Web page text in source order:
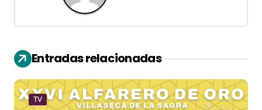
i
ó
n
Entradas relacionadas
TV